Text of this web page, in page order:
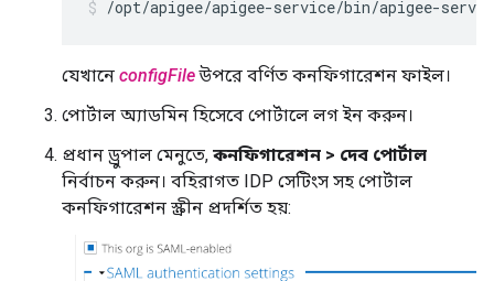
/opt/apigee/apigee-service/bin/apigee-
যেখানে configFileউপরে বর্ণিত কনফিগারেশন ফাইল।
পোর্টাল অ্যাডমিন হিসেবে পোর্টালে লগ ইন করুন।
প্রধান ড্রুপাল মেনুতে, কনফিগারেশন > দেব পোর্টাল
নির্বাচন করুন। বহিরাগত IDP সেটিংস সহ পোর্টাল
কনফিগারেশন স্ক্রীন প্রদর্শিত হয়: